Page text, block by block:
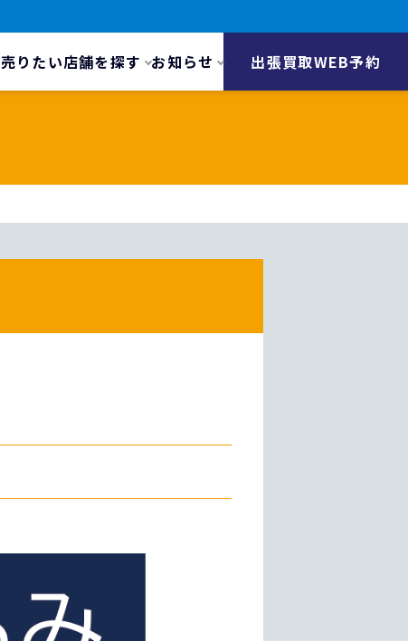
売りたい店舗を探す お知らせ 出張買取WEB予約